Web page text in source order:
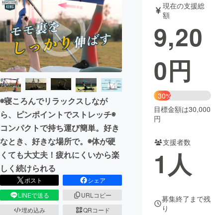
テクノロジー・ガジェット
映像・映画 書籍・雑誌
ビジネス・起業 チャレンジ
まちづくり・地域活性化
CAMPFIRE for Social Good
CAMPFIRE Creation
CAMPFIREふるさと納税machi-ya コミュニティ
◉寝ころんでリラックスしなが
ら、ピンポイントでストレッチ◉
コンパクトで持ち運び簡単。好き
なとき、好きな場所で。◉体が硬
くても大丈夫！疲れにくいから楽
しく続けられる
ポスト
シェア
LINEで送る
URLコピー
埋め込み
QRコード
現在の支援総
額
9,20
0円
30%
目標金額は30,000
円
支援者数
1人
募集終了まで残
り